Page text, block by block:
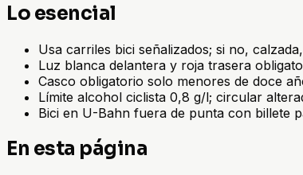
Lo esencial
Usa carriles bici señalizados; si no,
Luz blanca delantera y roja trasera
Casco obligatorio solo menores de doce
Límite alcohol ciclista 0,8 g/l; circular
Bici en U-Bahn fuera de punta con billete
En esta página